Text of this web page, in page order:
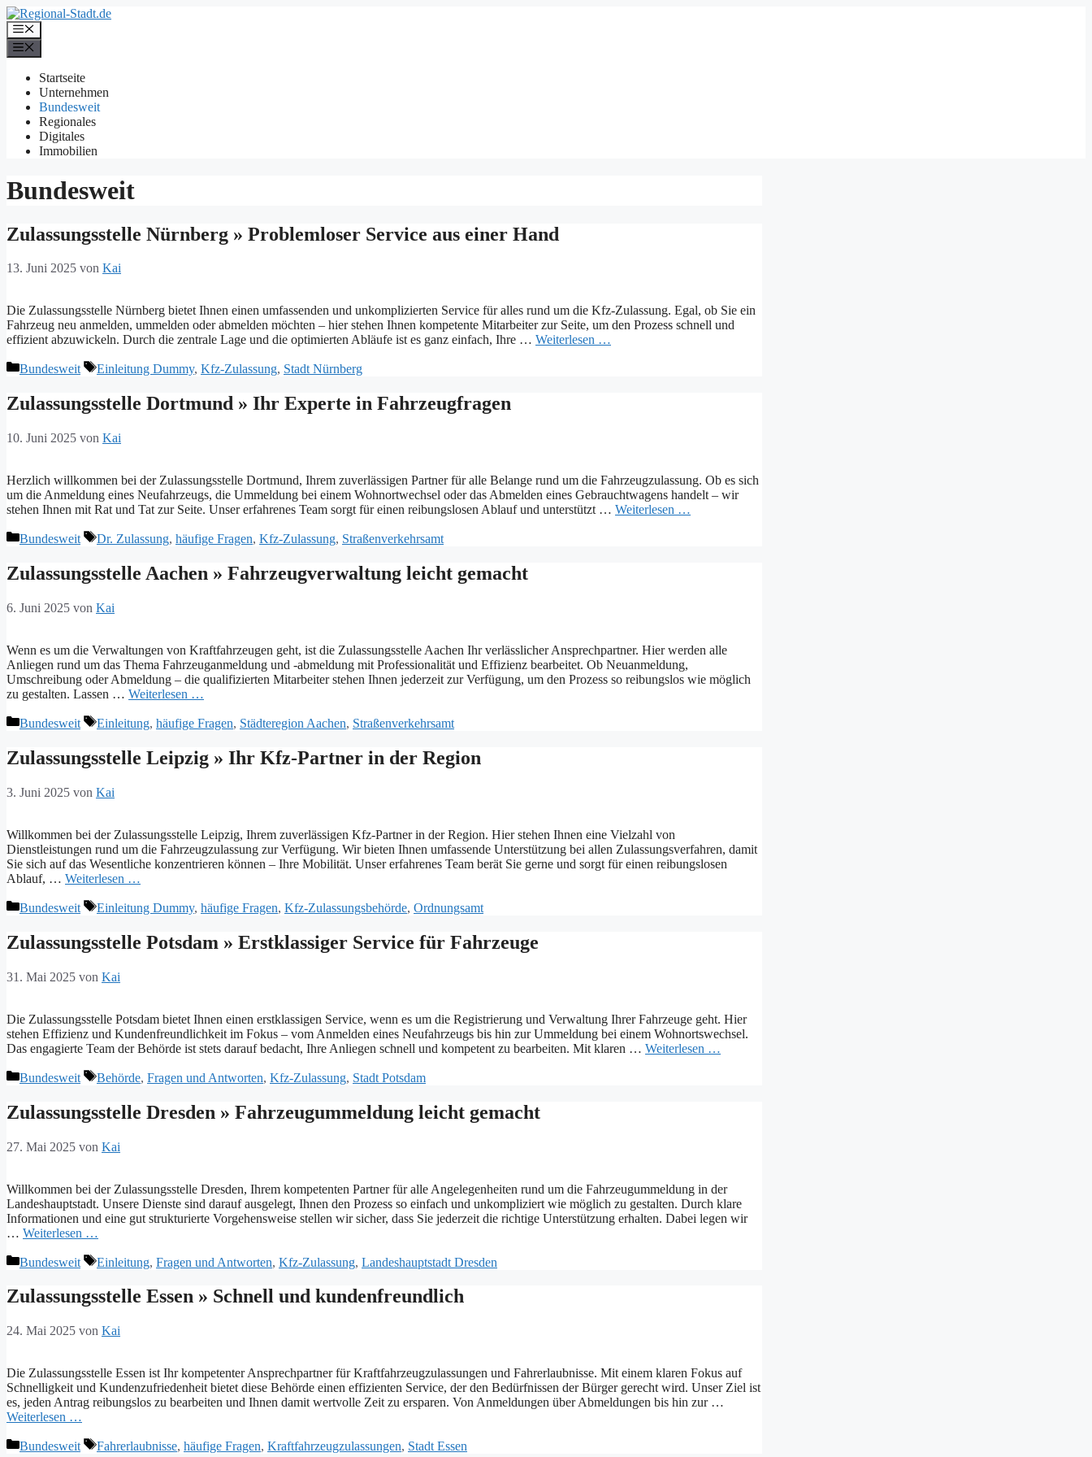
Zum
Inhalt
springen
Menü
Startseite
Unternehmen
Bundesweit
Regionales
Digitales
Immobilien
Bundesweit
Zulassungsstelle Nürnberg » Problemloser Service aus einer Hand
13. Juni 2025 von Kai
Die Zulassungsstelle Nürnberg bietet Ihnen einen umfassenden und unkomplizierten Service für alles rund um die Kfz-Zulassung. Egal, ob Sie ein
Fahrzeug neu anmelden, ummelden oder abmelden möchten – hier stehen Ihnen kompetente Mitarbeiter zur Seite, um den Prozess schnell und
effizient abzuwickeln. Durch die zentrale Lage und die optimierten Abläufe ist es ganz einfach, Ihre … Weiterlesen …
Kategorien
Bundesweit Schlagwörter
Einleitung Dummy, Kfz-Zulassung, Stadt Nürnberg
Zulassungsstelle Dortmund » Ihr Experte in Fahrzeugfragen
10. Juni 2025 von Kai
Herzlich willkommen bei der Zulassungsstelle Dortmund, Ihrem zuverlässigen Partner für alle Belange rund um die Fahrzeugzulassung. Ob es sich
um die Anmeldung eines Neufahrzeugs, die Ummeldung bei einem Wohnortwechsel oder das Abmelden eines Gebrauchtwagens handelt – wir
stehen Ihnen mit Rat und Tat zur Seite. Unser erfahrenes Team sorgt für einen reibungslosen Ablauf und unterstützt … Weiterlesen …
Kategorien
Bundesweit Schlagwörter
Dr. Zulassung, häufige Fragen, Kfz-Zulassung, Straßenverkehrsamt
Zulassungsstelle Aachen » Fahrzeugverwaltung leicht gemacht
6. Juni 2025 von Kai
Wenn es um die Verwaltungen von Kraftfahrzeugen geht, ist die Zulassungsstelle Aachen Ihr verlässlicher Ansprechpartner. Hier werden alle
Anliegen rund um das Thema Fahrzeuganmeldung und -abmeldung mit Professionalität und Effizienz bearbeitet. Ob Neuanmeldung,
Umschreibung oder Abmeldung – die qualifizierten Mitarbeiter stehen Ihnen jederzeit zur Verfügung, um den Prozess so reibungslos wie möglich
zu gestalten. Lassen … Weiterlesen …
Kategorien
Bundesweit Schlagwörter
Einleitung, häufige Fragen, Städteregion Aachen, Straßenverkehrsamt
Zulassungsstelle Leipzig » Ihr Kfz-Partner in der Region
3. Juni 2025 von Kai
Willkommen bei der Zulassungsstelle Leipzig, Ihrem zuverlässigen Kfz-Partner in der Region. Hier stehen Ihnen eine Vielzahl von
Dienstleistungen rund um die Fahrzeugzulassung zur Verfügung. Wir bieten Ihnen umfassende Unterstützung bei allen Zulassungsverfahren, damit
Sie sich auf das Wesentliche konzentrieren können – Ihre Mobilität. Unser erfahrenes Team berät Sie gerne und sorgt für einen reibungslosen
Ablauf, … Weiterlesen …
Kategorien
Bundesweit Schlagwörter
Einleitung Dummy, häufige Fragen, Kfz-Zulassungsbehörde, Ordnungsamt
Zulassungsstelle Potsdam » Erstklassiger Service für Fahrzeuge
31. Mai 2025 von Kai
Die Zulassungsstelle Potsdam bietet Ihnen einen erstklassigen Service, wenn es um die Registrierung und Verwaltung Ihrer Fahrzeuge geht. Hier
stehen Effizienz und Kundenfreundlichkeit im Fokus – vom Anmelden eines Neufahrzeugs bis hin zur Ummeldung bei einem Wohnortswechsel.
Das engagierte Team der Behörde ist stets darauf bedacht, Ihre Anliegen schnell und kompetent zu bearbeiten. Mit klaren … Weiterlesen …
Kategorien
Bundesweit Schlagwörter
Behörde, Fragen und Antworten, Kfz-Zulassung, Stadt Potsdam
Zulassungsstelle Dresden » Fahrzeugummeldung leicht gemacht
27. Mai 2025 von Kai
Willkommen bei der Zulassungsstelle Dresden, Ihrem kompetenten Partner für alle Angelegenheiten rund um die Fahrzeugummeldung in der
Landeshauptstadt. Unsere Dienste sind darauf ausgelegt, Ihnen den Prozess so einfach und unkompliziert wie möglich zu gestalten. Durch klare
Informationen und eine gut strukturierte Vorgehensweise stellen wir sicher, dass Sie jederzeit die richtige Unterstützung erhalten. Dabei legen wir
… Weiterlesen …
Kategorien
Bundesweit Schlagwörter
Einleitung, Fragen und Antworten, Kfz-Zulassung, Landeshauptstadt Dresden
Zulassungsstelle Essen » Schnell und kundenfreundlich
24. Mai 2025 von Kai
Die Zulassungsstelle Essen ist Ihr kompetenter Ansprechpartner für Kraftfahrzeugzulassungen und Fahrerlaubnisse. Mit einem klaren Fokus auf
Schnelligkeit und Kundenzufriedenheit bietet diese Behörde einen effizienten Service, der den Bedürfnissen der Bürger gerecht wird. Unser Ziel ist
es, jeden Antrag reibungslos zu bearbeiten und Ihnen damit wertvolle Zeit zu ersparen. Von Anmeldungen über Abmeldungen bis hin zur …
Weiterlesen …
Kategorien
Bundesweit Schlagwörter
Fahrerlaubnisse, häufige Fragen, Kraftfahrzeugzulassungen, Stadt Essen